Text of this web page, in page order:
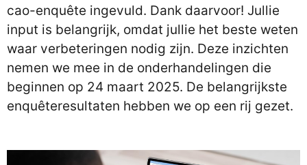
cao-enquête ingevuld. Dank daarvoor! Jullie
input is belangrijk, omdat jullie het beste weten
waar verbeteringen nodig zijn. Deze inzichten
nemen we mee in de onderhandelingen die
beginnen op 24 maart 2025. De belangrijkste
enquêteresultaten hebben we op een rij gezet.